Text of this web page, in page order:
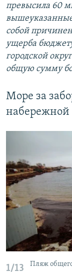
превысила 60
собой
ущерба
городской
общую сумму
Море за
набережной
1/13
Пляж